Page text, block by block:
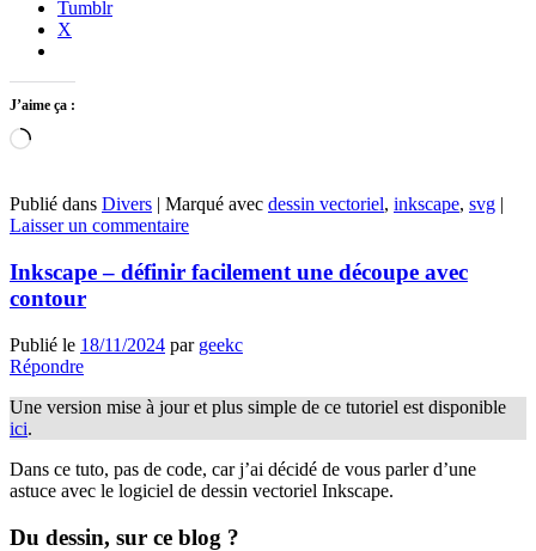
Tumblr
X
J’aime ça :
Chargement…
Publié dans Divers | Marqué avec dessin vectoriel, inkscape, svg |
Laisser un commentaire
Inkscape – définir facilement une découpe avec
contour
Publié le 18/11/2024 par geekc
Répondre
Une version mise à jour et plus simple de ce tutoriel est disponible
ici.
Dans ce tuto, pas de code, car j’ai décidé de vous parler d’une
astuce avec le logiciel de dessin vectoriel Inkscape.
Du dessin, sur ce blog ?